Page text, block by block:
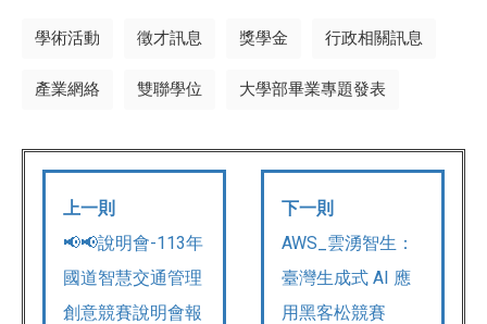
學術活動 徵才訊息 獎學金 行政相關訊息
產業網絡 雙聯學位 大學部畢業專題發表
上一則
📢📢說明會-113年
國道智慧交通管理
創意競賽說明會報
下一則
AWS_雲湧智生：
臺灣生成式 AI 應
用黑客松競賽